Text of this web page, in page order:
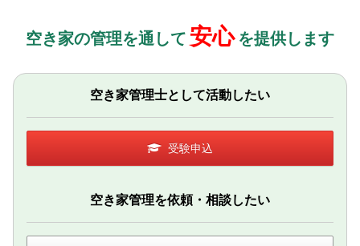
空き家の管理を通して 安心 を提供します
空き家管理士として活動したい
受験申込
空き家管理を依頼・相談したい